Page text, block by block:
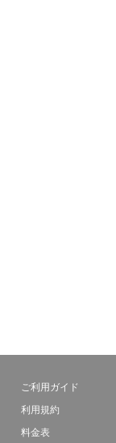
ご利用ガイド
利用規約
料金表